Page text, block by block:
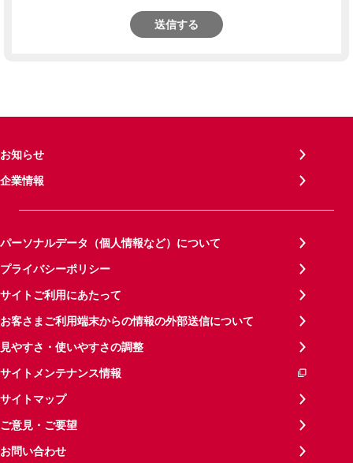
送信する
お知らせ
企業情報
パーソナルデータ（個人情報など）について
プライバシーポリシー
サイトご利用にあたって
お客さまご利用端末からの情報の外部送信について
見やすさ・使いやすさの調整
サイトメンテナンス情報
サイトマップ
ご意見・ご要望
お問い合わせ